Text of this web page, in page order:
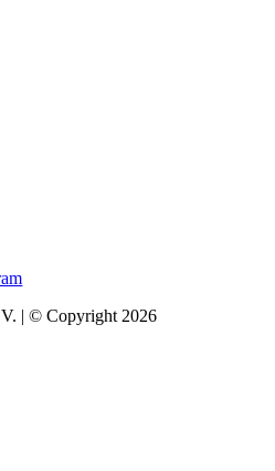
| © Copyright 2026